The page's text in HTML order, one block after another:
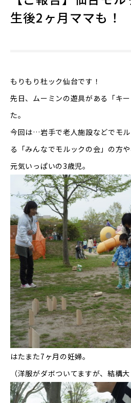
生後2ヶ月ママも！
もりもり杜ック仙台です！
先日、ムーミンの遊具がある「キ
た。
今回は…岩手で老人施設などでモ
る「みんなでモルックの会」の方や
元気いっぱいの3歳児。
はたまた7ヶ月の妊婦。
（洋服がダボついてますが、結構